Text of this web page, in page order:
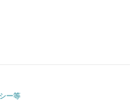
ー等